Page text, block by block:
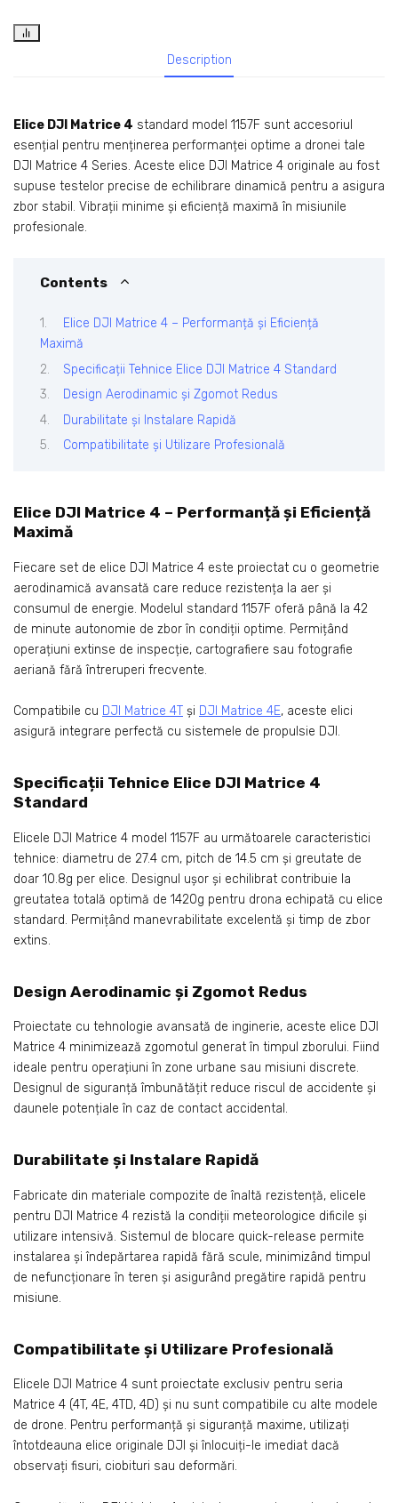
Description
Elice DJI Matrice 4 standard model 1157F sunt accesoriul
esențial pentru menținerea performanței optime a dronei tale
DJI Matrice 4 Series. Aceste elice DJI Matrice 4 originale au fost
supuse testelor precise de echilibrare dinamică pentru a asigura
zbor stabil. Vibrații minime și eficiență maximă în misiunile
profesionale.
Contents
Elice DJI Matrice 4 – Performanță și Eficiență
Maximă
Specificații Tehnice Elice DJI Matrice 4 Standard
Design Aerodinamic și Zgomot Redus
Durabilitate și Instalare Rapidă
Compatibilitate și Utilizare Profesională
Elice DJI Matrice 4 – Performanță și Eficiență
Maximă
Fiecare set de elice DJI Matrice 4 este proiectat cu o geometrie
aerodinamică avansată care reduce rezistența la aer și
consumul de energie. Modelul standard 1157F oferă până la 42
de minute autonomie de zbor în condiții optime. Permițând
operațiuni extinse de inspecție, cartografiere sau fotografie
aeriană fără întreruperi frecvente.
Compatibile cu DJI Matrice 4T și DJI Matrice 4E, aceste elici
asigură integrare perfectă cu sistemele de propulsie DJI.
Specificații Tehnice Elice DJI Matrice 4
Standard
Elicele DJI Matrice 4 model 1157F au următoarele caracteristici
tehnice: diametru de 27.4 cm, pitch de 14.5 cm și greutate de
doar 10.8g per elice. Designul ușor și echilibrat contribuie la
greutatea totală optimă de 1420g pentru drona echipată cu elice
standard. Permițând manevrabilitate excelentă și timp de zbor
extins.
Design Aerodinamic și Zgomot Redus
Proiectate cu tehnologie avansată de inginerie, aceste elice DJI
Matrice 4 minimizează zgomotul generat în timpul zborului. Fiind
ideale pentru operațiuni în zone urbane sau misiuni discrete.
Designul de siguranță îmbunătățit reduce riscul de accidente și
daunele potențiale în caz de contact accidental.
Durabilitate și Instalare Rapidă
Fabricate din materiale compozite de înaltă rezistență, elicele
pentru DJI Matrice 4 rezistă la condiții meteorologice dificile și
utilizare intensivă. Sistemul de blocare quick-release permite
instalarea și îndepărtarea rapidă fără scule, minimizând timpul
de nefuncționare în teren și asigurând pregătire rapidă pentru
misiune.
Compatibilitate și Utilizare Profesională
Elicele DJI Matrice 4 sunt proiectate exclusiv pentru seria
Matrice 4 (4T, 4E, 4TD, 4D) și nu sunt compatibile cu alte modele
de drone. Pentru performanță și siguranță maxime, utilizați
întotdeauna elice originale DJI și înlocuiți-le imediat dacă
observați fisuri, ciobituri sau deformări.